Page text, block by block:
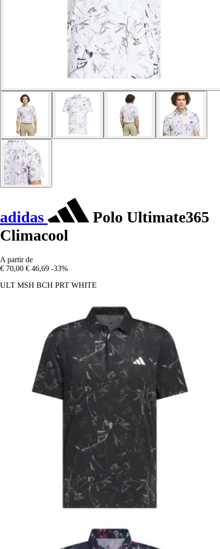
adidas
Polo Ultimate365
Climacool
A partir de
€ 70,00 € 46,69 -33%
ULT MSH BCH PRT WHITE